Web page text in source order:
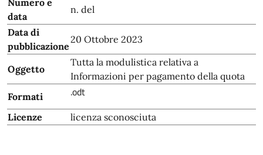
Numero e
data
n. del
Data di
pubblicazione
20 Ottobre 2023
Oggetto
Tutta la modulistica relativa a
Informazioni per pagamento della quota
Formati
.odt
Licenze licenza sconosciuta